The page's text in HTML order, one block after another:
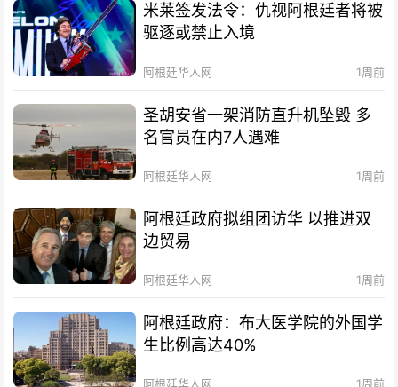
米莱签发法令：仇视阿根廷者将被
驱逐或禁止入境
阿根廷华人网 1周前
圣胡安省一架消防直升机坠毁 多
名官员在内7人遇难
阿根廷华人网 1周前
阿根廷政府拟组团访华 以推进双
边贸易
阿根廷华人网 1周前
阿根廷政府：布大医学院的外国学
生比例高达40%
阿根廷华人网 1周前